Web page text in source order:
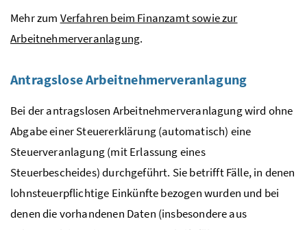
Mehr zum Verfahren beim Finanzamt sowie zur
Arbeitnehmerveranlagung.
Antragslose Arbeitnehmerveranlagung
Bei der antragslosen Arbeitnehmerveranlagung wird ohne
Abgabe einer Steuererklärung (automatisch) eine
Steuerveranlagung (mit Erlassung eines
Steuerbescheides) durchgeführt. Sie betrifft Fälle, in denen
lohnsteuerpflichtige Einkünfte bezogen wurden und bei
denen die vorhandenen Daten (insbesondere aus